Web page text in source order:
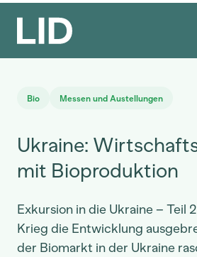
Bio Messen und Austellungen
Ukraine:
mit Bioproduktion
Exkursion in die Ukraine – Teil
Krieg die Entwicklung
der Biomarkt in der Ukraine